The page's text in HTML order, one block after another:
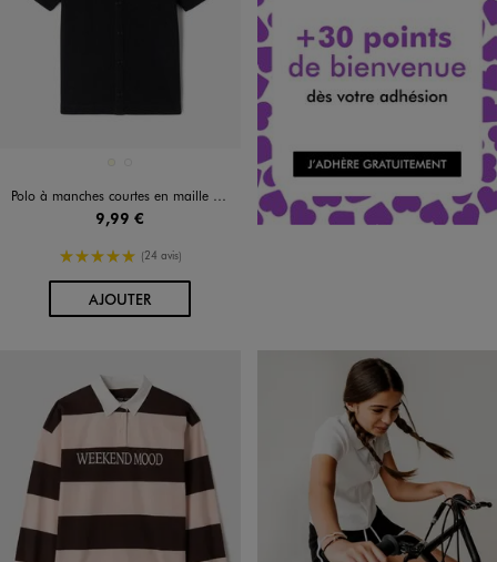
Polo à manches courtes en maille côtelée fille
9,99 €
5/5 de moyenne
(24 avis)
AJOUTERAU PANIER